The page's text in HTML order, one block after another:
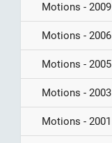
Motions - 2009
Motions - 2006
Motions - 2005
Motions - 2003
Motions - 2001